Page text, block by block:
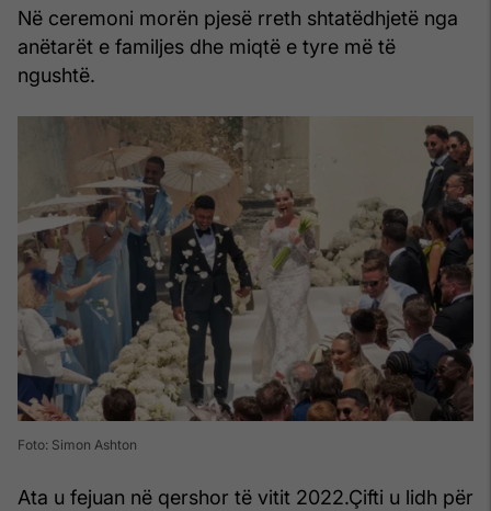
Në ceremoni morën pjesë rreth shtatëdhjetë nga
anëtarët e familjes dhe miqtë e tyre më të
ngushtë.
Foto: Simon Ashton
Ata u fejuan në qershor të vitit 2022.Çifti u lidh për